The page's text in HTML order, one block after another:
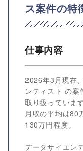
ス案件の特
仕事内容
2026年3月現在
ンティスト の案
取り扱っています
月収の平均は80
130万円程度。
データサイエン